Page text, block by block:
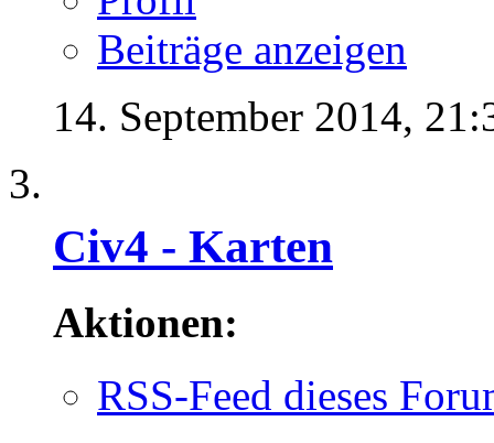
Beiträge anzeigen
14. September 2014,
Civ4 - Karten
Aktionen:
RSS-Feed dieses